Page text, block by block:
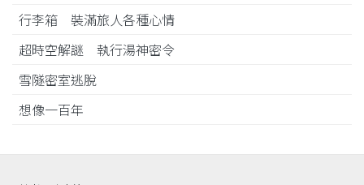
行李箱 裝滿旅人各種心情
超時空解謎 執行湯神密令
雪隧密室逃脫
想像一百年